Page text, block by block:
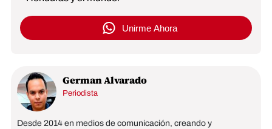
Unirme Ahora
German Alvarado
Periodista
Desde 2014 en medios de comunicación, creando y